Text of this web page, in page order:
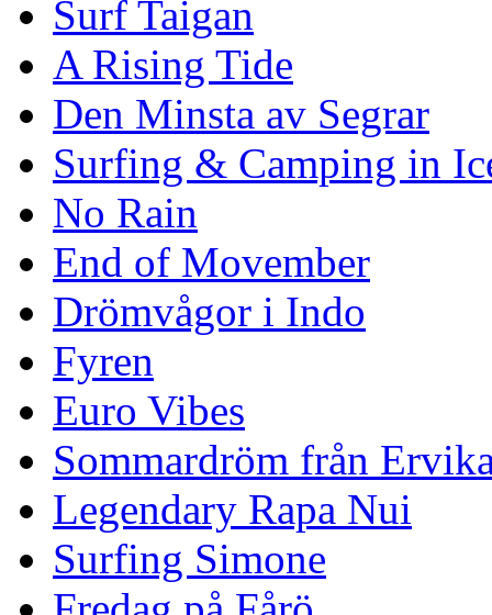
Surf Taigan
A Rising Tide
Den Minsta av Segrar
Surfing & Camping in
No Rain
End of Movember
Drömvågor i Indo
Fyren
Euro Vibes
Sommardröm från
Legendary Rapa Nui
Surfing Simone